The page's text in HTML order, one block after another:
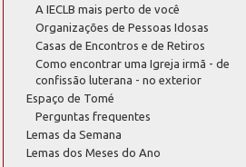
A IECLB mais perto de você
Organizações de Pessoas Idosas
Casas de Encontros e de Retiros
Como encontrar uma Igreja irmã - de
confissão luterana - no exterior
Espaço de Tomé
Perguntas frequentes
Lemas da Semana
Lemas dos Meses do Ano